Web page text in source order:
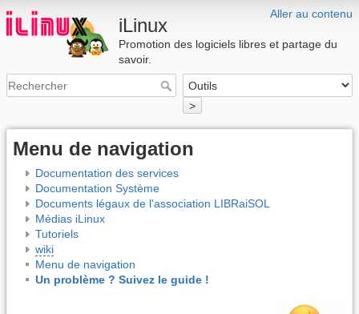
Aller au contenu
iLinux
Promotion des logiciels libres et partage du
savoir.
>
Menu de navigation
Documentation des services
Documentation Système
Documents légaux de l'association LIBRaiSOL
Médias iLinux
Tutoriels
wiki
Menu de navigation
Un problème ? Suivez le guide !